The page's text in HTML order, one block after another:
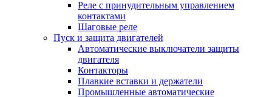
Реле с принудительным управлением
контактами
Шаговые реле
Пуск и защита двигателей
Автоматические выключатели защиты
двигателя
Контакторы
Плавкие вставки и держатели
Промышленные автоматические